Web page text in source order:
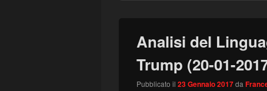
Analisi del
Trump (20-01-
Pubblicato il 23 Gennaio 2017da